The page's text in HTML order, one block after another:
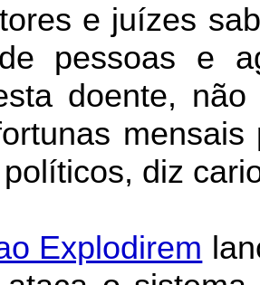
e juízes
pessoas e
doente,
mensais
diz
Explodirem